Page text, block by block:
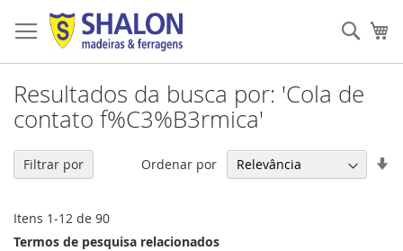
para
o
conteúdo
Resultados da busca por: 'Cola de
contato f%C3%B3rmica'
Itens 1-12 de 90
Ordenar por
Termos de pesquisa relacionados
Filtrar por